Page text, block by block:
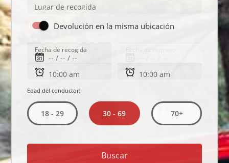
Lugar de recogida
Devolución en la misma ubicación
Fecha de recogida
Edad del conductor:
18 - 29 30 - 69 70+
Buscar